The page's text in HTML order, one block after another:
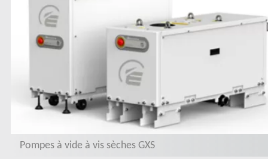
Pompes à vide à vis sèches GXS